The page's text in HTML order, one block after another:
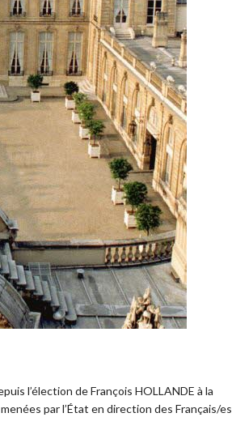
l’élection de François HOLLANDE à la
par l’État en direction des Français/es